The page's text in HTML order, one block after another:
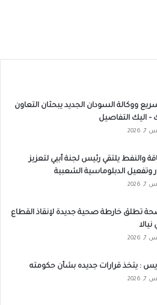
ووكالة السودان الجديد يبحثان التعاون
– اليك التفاصيل
والنفط يلتقي رئيس لجنة أبيي لتعزيز
وتفعيل الدبلوماسية الشعبية
تطلق خارطة صحية جديدة لإنقاذ القطاع
: يتخذ قرارات جديده بشأن حكومته